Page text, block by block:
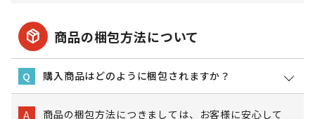
package_2 商品の梱包方法について
Q 購入商品はどのように梱包されますか？
A
商品の梱包方法につきましては、お客様に安心して